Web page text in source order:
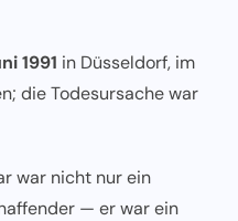
1991 in Düsseldorf, im
die Todesursache war
war nicht nur ein
— er war ein